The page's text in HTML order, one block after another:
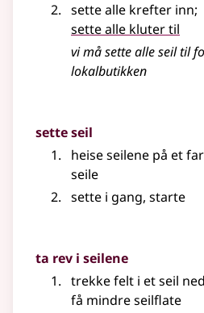
sette alle krefter inn;
sette alle kluter til
vi må sette alle seil til
lokalbutikken
sette seil
heise seilene på et
seile
sette i gang, starte
ta rev i seilene
trekke felt i et seil
få mindre seilflate